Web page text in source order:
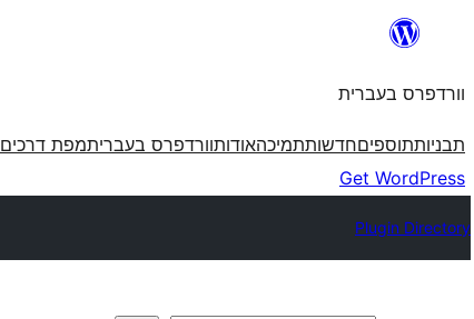
וורדפרס בעברית
תבניותתוספיםחדשותתמיכהאודותוורדפרס בעבריתמפת דרכים
Get WordPress
Plugin Directory